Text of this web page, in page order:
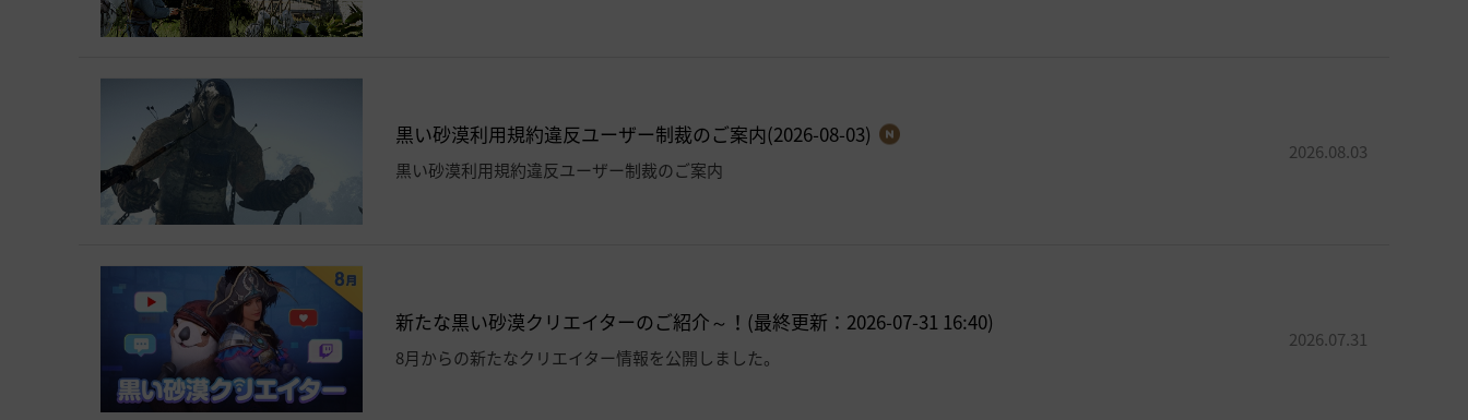
黒い砂漠利用規約違反ユーザー制裁のご案内(2026-08-03)
黒い砂漠利用規約違反ユーザー制裁のご案内
2026.08.03
新たな黒い砂漠クリエイターのご紹介～！(最終更新：2026-07-31 16:40)
8月からの新たなクリエイター情報を公開しました。
2026.07.31